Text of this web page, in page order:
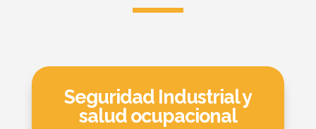
Seguridad Industrial y
salud ocupacional